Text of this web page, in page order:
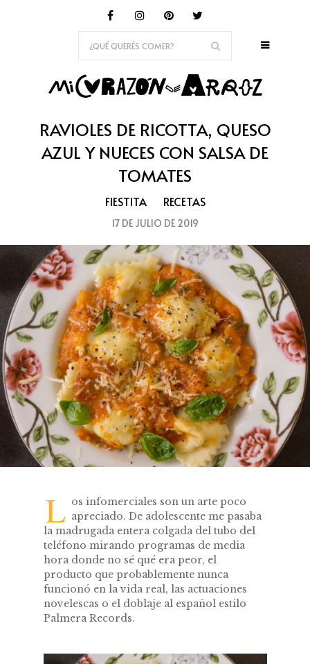
RAVIOLES DE RICOTTA, QUESO
AZUL Y NUECES CON SALSA DE
TOMATES
FIESTITA RECETAS
17 DE JULIO DE 2019
L os infomerciales son un arte poco
apreciado. De adolescente me pasaba
la madrugada entera colgada del tubo del
teléfono mirando programas de media
hora donde no sé qué era peor, el
producto que probablemente nunca
funcionó en la vida real, las actuaciones
novelescas o el doblaje al español estilo
Palmera Records.